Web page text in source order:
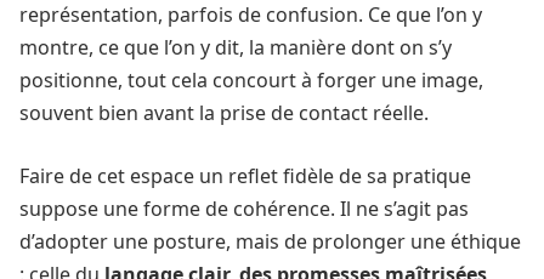
représentation, parfois de confusion. Ce que l’on y
montre, ce que l’on y dit, la manière dont on s’y
positionne, tout cela concourt à forger une image,
souvent bien avant la prise de contact réelle.
Faire de cet espace un reflet fidèle de sa pratique
suppose une forme de cohérence. Il ne s’agit pas
d’adopter une posture, mais de prolonger une éthique